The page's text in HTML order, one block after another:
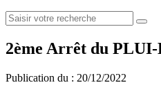
2ème Arrêt du PLUI-
Publication du : 20/12/2022